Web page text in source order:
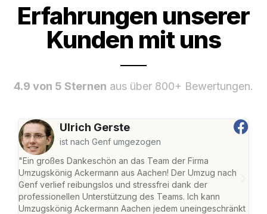
Erfahrungen unserer
Kunden mit uns
4.9 von 5 Sternen aus über 800+ Bewertungen.
Ulrich Gerste
ist nach Genf umgezogen
"Ein großes Dankeschön an das Team der Firma
Umzugskönig Ackermann aus Aachen! Der Umzug nach
Genf verlief reibungslos und stressfrei dank der
professionellen Unterstützung des Teams. Ich kann
Umzugskönig Ackermann Aachen jedem uneingeschränkt